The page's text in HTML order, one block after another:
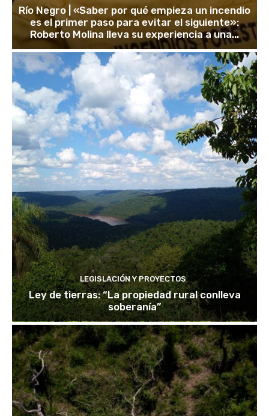
Río Negro | «Saber por qué empieza un incendio
es el primer paso para evitar el siguiente»:
Roberto Molina lleva su experiencia a una...
LEGISLACIÓN Y PROYECTOS
Ley de tierras: “La propiedad rural conlleva
soberanía”